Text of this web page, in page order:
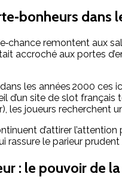
dans
remontent aux
accroché aux portes
dans les années 2000
d’un site de slot
les joueurs recherchent
d’attirer
rassure le parieur
: le pouvoir de